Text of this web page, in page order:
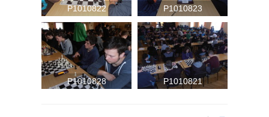
P1010822 P1010823
P1010828 P1010821